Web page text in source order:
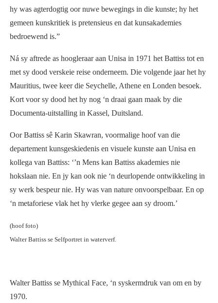
hy was agterdogtig oor nuwe bewegings in die kunste; hy het
gemeen kunskritiek is pretensieus en dat kunsakademies
bedroewend is.”
Ná sy aftrede as hoogleraar aan Unisa in 1971 het Battiss tot en
met sy dood verskeie reise onderneem. Die volgende jaar het hy
Mauritius, twee keer die Seychelle, Athene en Londen besoek.
Kort voor sy dood het hy nog ‘n draai gaan maak by die
Documenta-uitstalling in Kassel, Duitsland.
Oor Battiss sê Karin Skawran, voormalige hoof van die
departement kunsgeskiedenis en visuele kunste aan Unisa en
kollega van Battiss: ‘’n Mens kan Battiss akademies nie
hokslaan nie. En jy kan ook nie ‘n deurlopende ontwikkeling in
sy werk bespeur nie. Hy was van nature onvoorspelbaar. En op
‘n metaforiese vlak het hy vlerke gegee aan sy droom.’
(hoof foto)
Walter Battiss se Selfportret in waterverf.
Walter Battiss se Mythical Face, ‘n syskermdruk van om en by
1970.